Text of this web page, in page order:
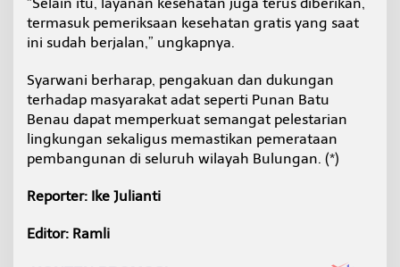
termasuk pemeriksaan kesehatan gratis yang saat
ini sudah berjalan,” ungkapnya.
Syarwani berharap, pengakuan dan dukungan
terhadap masyarakat adat seperti Punan Batu
Benau dapat memperkuat semangat pelestarian
lingkungan sekaligus memastikan pemerataan
pembangunan di seluruh wilayah Bulungan. (*)
Reporter: Ike Julianti
Editor: Ramli